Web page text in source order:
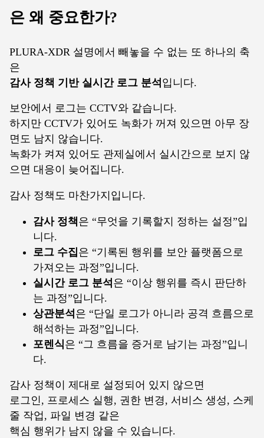
은 왜 중요한가?
PLURA-XDR 설명에서 빼놓을 수 없는 또 하나의 축
은
감사 정책 기반 실시간 로그 분석입니다.
보안에서 로그는 CCTV와 같습니다.
하지만 CCTV가 있어도 녹화가 꺼져 있으면 아무 장
면도 남지 않습니다.
녹화가 켜져 있어도 관제실에서 실시간으로 보지 않
으면 대응이 늦어집니다.
감사 정책도 마찬가지입니다.
감사 정책은 “무엇을 기록할지 정하는 설정”입
니다.
로그 수집은 “기록된 행위를 보안 플랫폼으로
가져오는 과정”입니다.
실시간 로그 분석은 “이상 행위를 즉시 판단하
는 과정”입니다.
상관분석은 “단일 로그가 아니라 공격 흐름으로
해석하는 과정”입니다.
포렌식은 “그 흐름을 증거로 남기는 과정”입니
다.
감사 정책이 제대로 설정되어 있지 않으면
로그인, 프로세스 실행, 권한 변경, 서비스 생성, 스케
줄 작업, 파일 변경 같은
핵심 행위가 남지 않을 수 있습니다.